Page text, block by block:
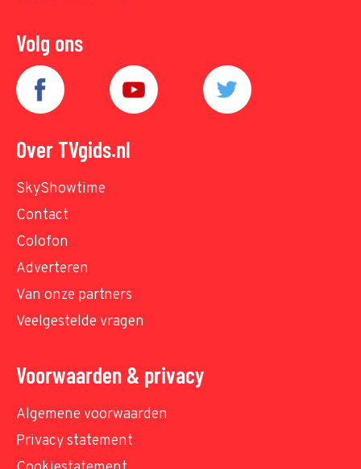
Volg ons
Over TVgids.nl
SkyShowtime
Contact
Colofon
Adverteren
Van onze partners
Veelgestelde vragen
Voorwaarden & privacy
Algemene voorwaarden
Privacy statement